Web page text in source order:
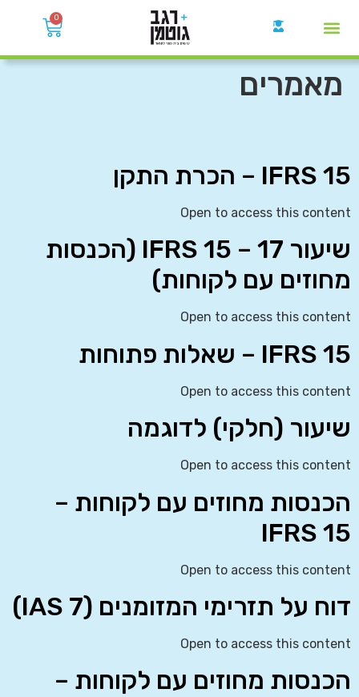
0
מאמרים
IFRS 15 – הכרת התקן
Open to access this content
שיעור 17 – IFRS 15 (הכנסות
מחוזים עם לקוחות)
Open to access this content
IFRS 15 – שאלות פתוחות
Open to access this content
שיעור (חלקי) לדוגמה
Open to access this content
הכנסות מחוזים עם לקוחות –
IFRS 15
Open to access this content
דוח על תזרימי המזומנים (IAS 7)
Open to access this content
הכנסות מחוזים עם לקוחות –